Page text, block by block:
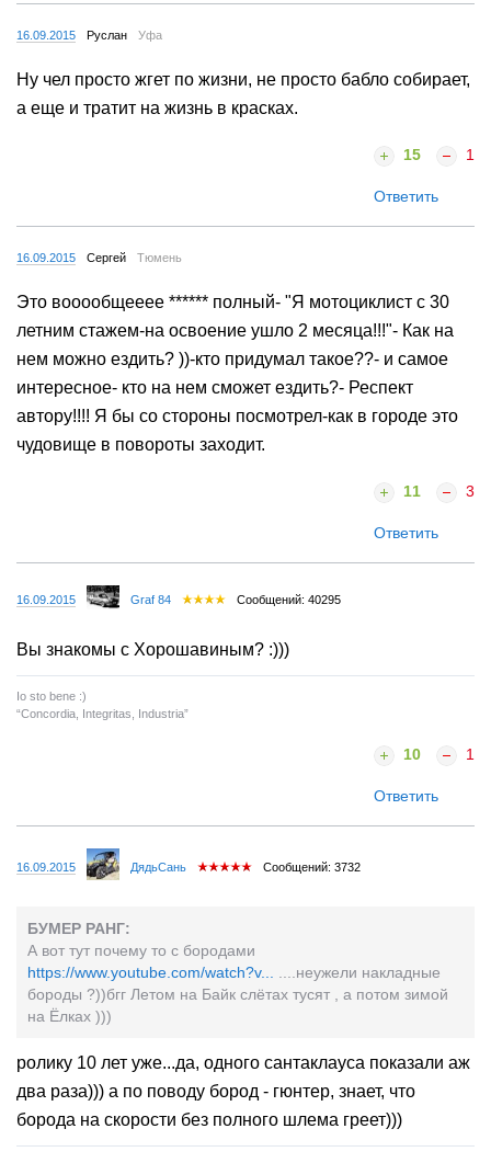
16.09.2015 Руслан Уфа
Ну чел просто жгет по жизни, не просто бабло собирает,
а еще и тратит на жизнь в красках.
15 1
Ответить
16.09.2015 Сергей Тюмень
Это вооообщееее ****** полный- "Я мотоциклист с 30
летним стажем-на освоение ушло 2 месяца!!!"- Как на
нем можно ездить? ))-кто придумал такое??- и самое
интересное- кто на нем сможет ездить?- Респект
автору!!!! Я бы со стороны посмотрел-как в городе это
чудовище в повороты заходит.
11 3
Ответить
16.09.2015 Graf 84 Сообщений: 40295
Вы знакомы с Хорошавиным? :)))
Io sto bene :)
“Concordia, Integritas, Industria”
10 1
Ответить
16.09.2015 ДядьСань Сообщений: 3732
БУМЕР РАНГ:
А вот тут почему то с бородами
https://www.youtube.com/watch?v... ....неужели накладные
бороды ?))бгг Летом на Байк слётах тусят , а потом зимой
на Ёлках )))
ролику 10 лет уже...да, одного сантаклауса показали аж
два раза))) а по поводу бород - гюнтер, знает, что
борода на скорости без полного шлема греет)))